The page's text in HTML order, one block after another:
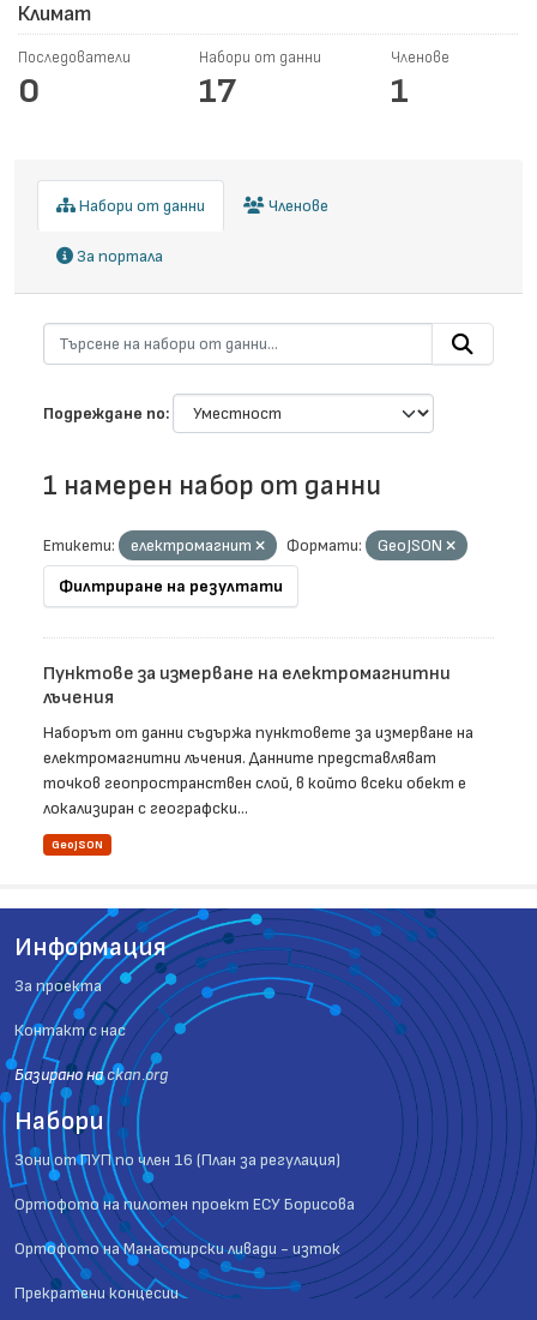
Климат
Последователи
0
Набори от данни
17
Членове
1
Набори от данни Членове
За портала
Подреждане по
1 намерен набор от данни
Етикети: електромагнит Формати:
GeoJSON
Филтриране на резултати
Пунктове за измерване на електромагнитни
лъчения
Наборът от данни съдържа пунктовете за измерване на
електромагнитни лъчения. Данните представляват
точков геопространствен слой, в който всеки обект е
локализиран с географски...
GeoJSON
Информация
За проекта
Контакт с нас
Базиранo наckan.org
Набори
Зони от ПУП по член 16 (План за регулация)
Ортофото на пилотен проект ЕСУ Борисова
Ортофото на Манастирски ливади - изток
Прекратени концесии